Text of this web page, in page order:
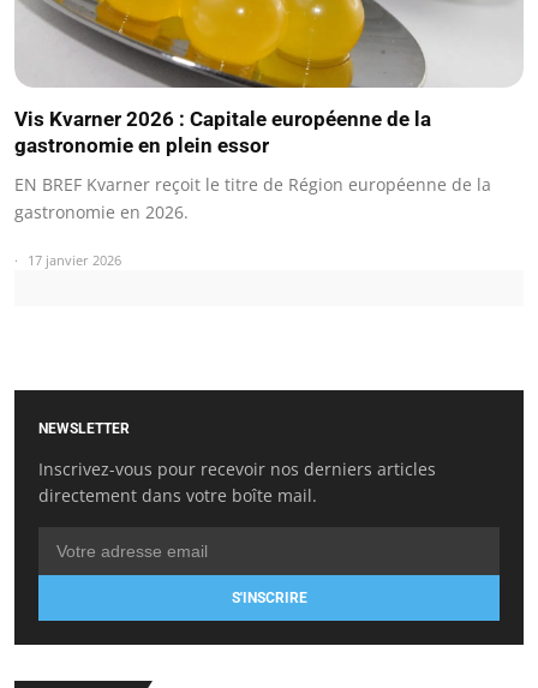
Vis Kvarner 2026 : Capitale européenne de la
gastronomie en plein essor
EN BREF Kvarner reçoit le titre de Région européenne de la
gastronomie en 2026.
17 janvier 2026
NEWSLETTER
Inscrivez-vous pour recevoir nos derniers articles
directement dans votre boîte mail.
S'INSCRIRE